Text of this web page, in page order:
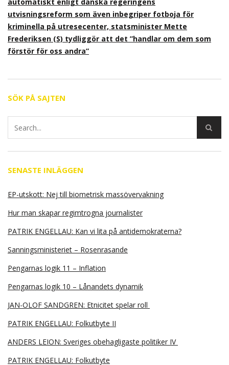
utvisningsreform som även inbegriper fotboja för
kriminella på utresecenter, statsminister Mette
Frederiksen (S) tydliggör att det ”handlar om dem som
förstör för oss andra”
SÖK PÅ SAJTEN
SENASTE INLÄGGEN
EP-utskott: Nej till biometrisk massövervakning
Hur man skapar regimtrogna journalister
PATRIK ENGELLAU: Kan vi lita på antidemokraterna?
Sanningsministeriet – Rosenrasande
Pengarnas logik 11 – Inflation
Pengarnas logik 10 – Lånandets dynamik
JAN-OLOF SANDGREN: Etnicitet spelar roll
PATRIK ENGELLAU: Folkutbyte II
ANDERS LEION: Sveriges obehagligaste politiker IV
PATRIK ENGELLAU: Folkutbyte